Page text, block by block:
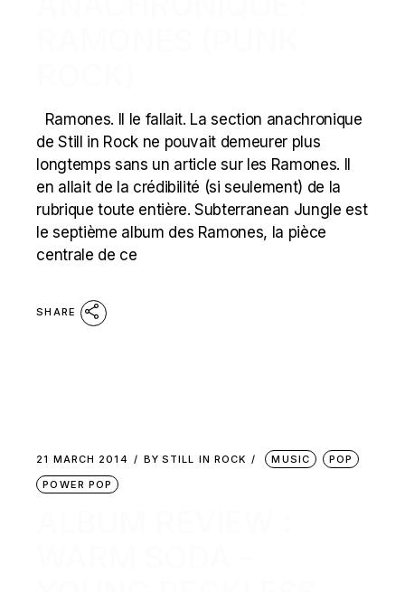
Ramones. Il le fallait. La section anachronique
de Still in Rock ne pouvait demeurer plus
longtemps sans un article sur les Ramones. Il
en allait de la crédibilité (si seulement) de la
rubrique toute entière. Subterranean Jungle est
le septième album des Ramones, la pièce
centrale de ce
SHARE
21 MARCH 2014 BY STILL IN ROCK MUSIC
POP
POWER POP